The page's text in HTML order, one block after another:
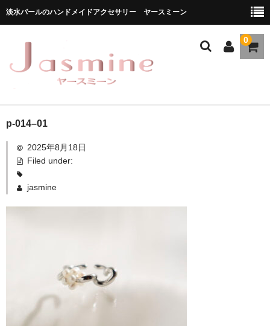
淡水パールのハンドメイドアクセサリー ヤースミーン
0
ホーム
商品一覧
★お勧め商品
お問い合わせ
p-014–01
2025年8月18日
Filed under:
jasmine